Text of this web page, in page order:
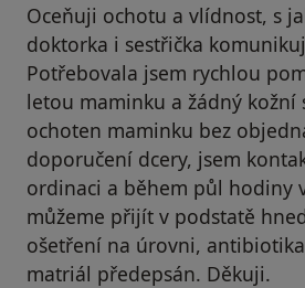
Oceňuji ochotu a vlídnost, s
doktorka i sestřička
Potřebovala jsem rychlou
letou maminku a žádný kožní
ochoten maminku bez
doporučení dcery, jsem
ordinaci a během půl hodiny
můžeme přijít v podstatě
ošetření na úrovni,
matriál předepsán. Děkuji.